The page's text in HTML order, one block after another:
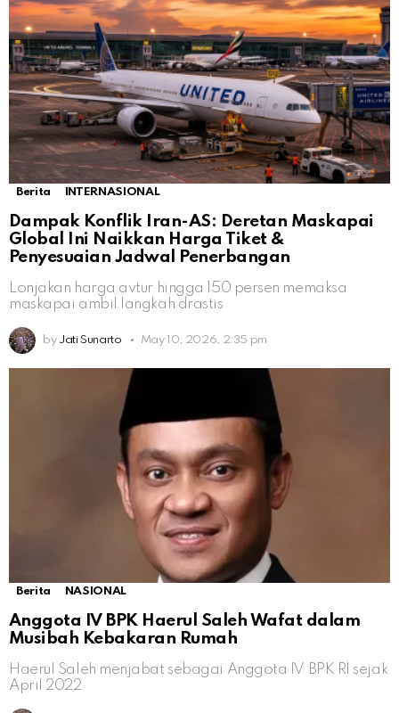
Berita INTERNASIONAL
Dampak Konflik Iran-AS: Deretan Maskapai
Global Ini Naikkan Harga Tiket &
Penyesuaian Jadwal Penerbangan
Lonjakan harga avtur hingga 150 persen memaksa
maskapai ambil langkah drastis
by Jati Sunarto May 10, 2026, 2:35 pm
Berita NASIONAL
Anggota IV BPK Haerul Saleh Wafat dalam
Musibah Kebakaran Rumah
Haerul Saleh menjabat sebagai Anggota IV BPK RI sejak
April 2022